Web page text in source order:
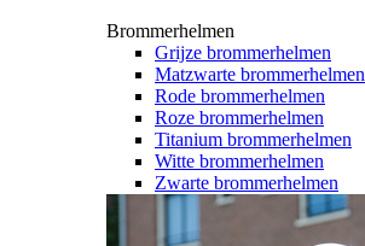
Brommerhelmen
Grijze brommerhelmen
Matzwarte brommerhelmen
Rode brommerhelmen
Roze brommerhelmen
Titanium brommerhelmen
Witte brommerhelmen
Zwarte brommerhelmen